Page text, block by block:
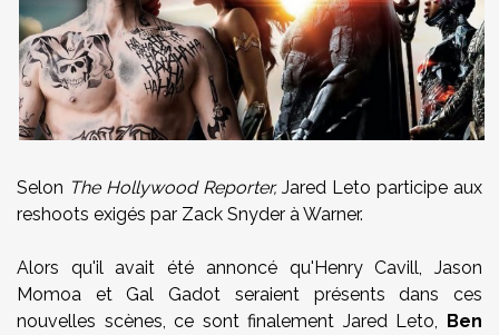
Selon The Hollywood Reporter,Jared Leto participe aux
reshoots exigés par Zack Snyder à Warner.
Alors qu'il avait été annoncé qu'Henry Cavill, Jason
Momoa et Gal Gadot seraient présents dans ces
nouvelles scènes, ce sont finalement Jared Leto, Ben